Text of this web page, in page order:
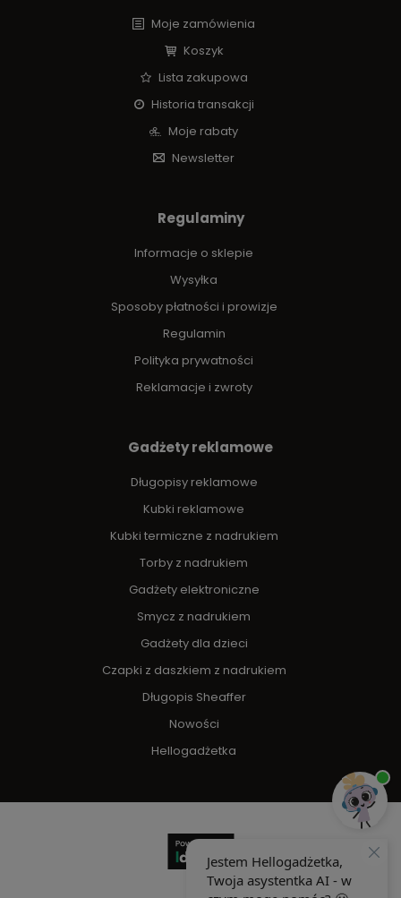
Moje zamówienia
Koszyk
Lista zakupowa
Historia transakcji
Moje rabaty
Newsletter
Regulaminy
Informacje o sklepie
Wysyłka
Sposoby płatności i prowizje
Regulamin
Polityka prywatności
Reklamacje i zwroty
Gadżety reklamowe
Długopisy reklamowe
Kubki reklamowe
Kubki termiczne z nadrukiem
Torby z nadrukiem
Gadżety elektroniczne
Smycz z nadrukiem
Gadżety dla dzieci
Czapki z daszkiem z nadrukiem
Długopis Sheaffer
Nowości
Hellogadżetka